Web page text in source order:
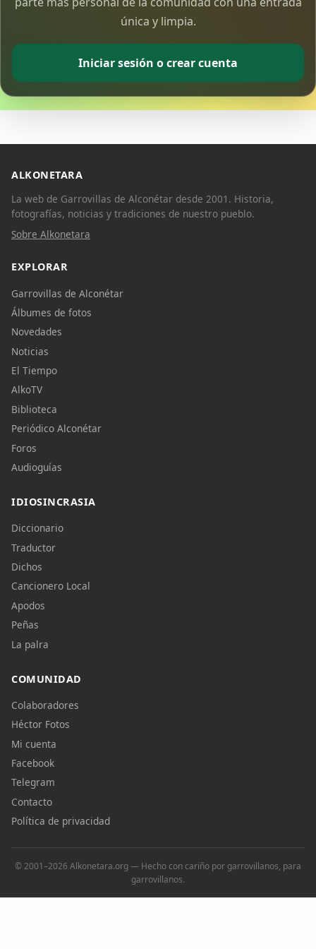
única y limpia.
Iniciar sesión o crear cuenta
ALKONETARA
La web de Garrovillas de Alconétar desde 2001. Historia,
fotografías, noticias y tradiciones de nuestro pueblo.
Sobre Alkonetara
EXPLORAR
Garrovillas de Alconétar
Álbumes de fotos
Novedades
Noticias
El Tiempo
AlkoTV
Biblioteca
Periódico Alconétar
Foros
Audioguías
IDIOSINCRASIA
Diccionario
Traductor
Dichos
Cancionero Local
Apodos
Peñas
La palra
COMUNIDAD
Colaboradores
Héctor Fotos
Mi cuenta
Facebook
Telegram
Contacto
Política de privacidad
© 2001–2026 Alkonetara.org — Hecho con cariño por garrovillanos, para
garrovillanos.